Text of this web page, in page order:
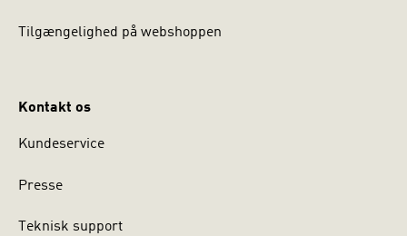
Tilgængelighed på webshoppen
Kontakt os
Kundeservice
Presse
Teknisk support